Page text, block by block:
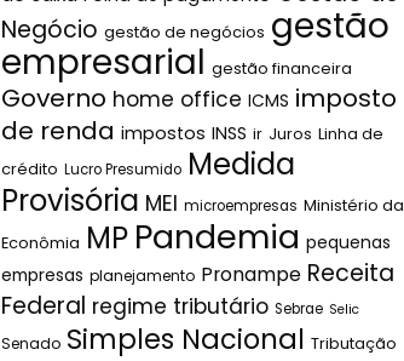
Negócio gestão de negócios gestão
empresarial gestão financeira
Governo home office ICMS imposto
de renda impostos INSS ir Juros Linha de
crédito Lucro Presumido Medida
Provisória MEI microempresas Ministério da
Econômia MP Pandemia pequenas
empresas planejamento Pronampe Receita
Federal regime tributário Sebrae Selic
Senado Simples Nacional Tributação